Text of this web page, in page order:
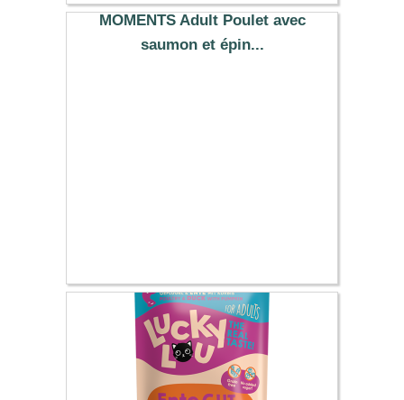
11.79 €
MOMENTS Adult Poulet avec
saumon et épin...